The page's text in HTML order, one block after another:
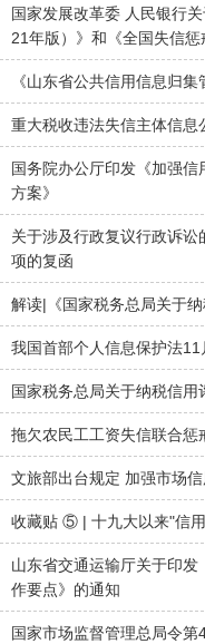
国家发展改革委 人民银行
21年版）》和《全国失信
《山东省公共信用信息归
重大税收违法失信主体信
国务院办公厅印发《加强
方案》
关于涉及行政复议行政诉
项的复函
解读|《国家税务总局关于
我国首部个人信息保护法
国家税务总局关于纳税信
拖欠农民工工资失信联合
文旅部出台规定 加强市场
收藏贴 ⑤ | 十九大以来"信
山东省交通运输厅关于印
作要点》的通知
国家市场监督管理总局令